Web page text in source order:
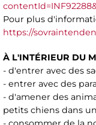
Pour plus
https://
À L'INTÉRIEUR DU
- d'entrer avec des
- entrer avec des
- d'amener des
petits chiens dans